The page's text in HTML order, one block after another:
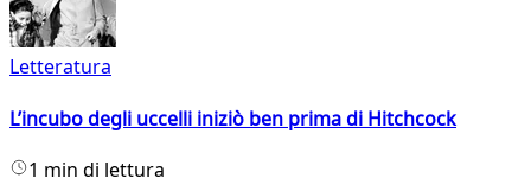
Letteratura
L’incubo degli uccelli iniziò ben prima di Hitchcock
1 min di lettura